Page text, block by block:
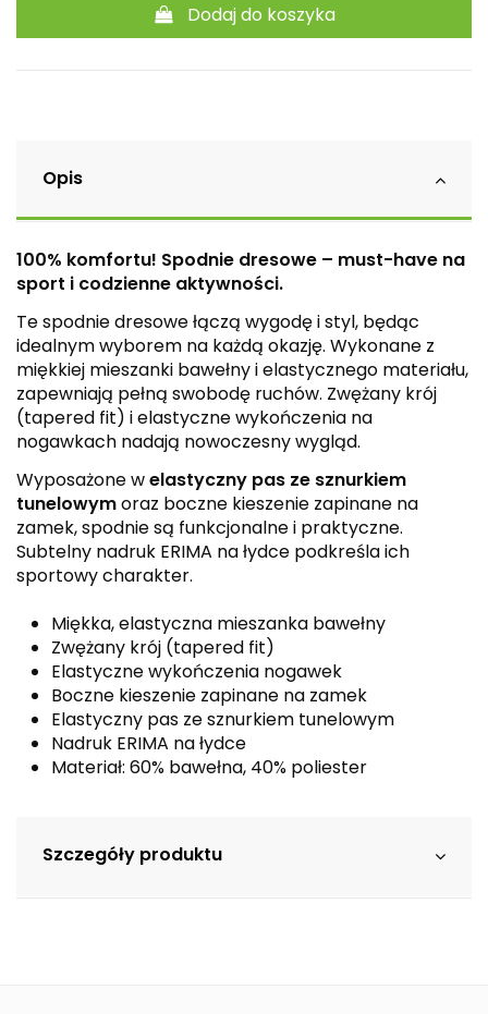
Dodaj do koszyka
Opis
100% komfortu! Spodnie dresowe – must-have na
sport i codzienne aktywności.
Te spodnie dresowe łączą wygodę i styl, będąc
idealnym wyborem na każdą okazję. Wykonane z
miękkiej mieszanki bawełny i elastycznego materiału,
zapewniają pełną swobodę ruchów. Zwężany krój
(tapered fit) i elastyczne wykończenia na
nogawkach nadają nowoczesny wygląd.
Wyposażone welastyczny pas ze sznurkiem
tunelowymoraz boczne kieszenie zapinane na
zamek, spodnie są funkcjonalne i praktyczne.
Subtelny nadruk ERIMA na łydce podkreśla ich
sportowy charakter.
Miękka, elastyczna mieszanka bawełny
Zwężany krój (tapered fit)
Elastyczne wykończenia nogawek
Boczne kieszenie zapinane na zamek
Elastyczny pas ze sznurkiem tunelowym
Nadruk ERIMA na łydce
Materiał: 60% bawełna, 40% poliester
Szczegóły produktu